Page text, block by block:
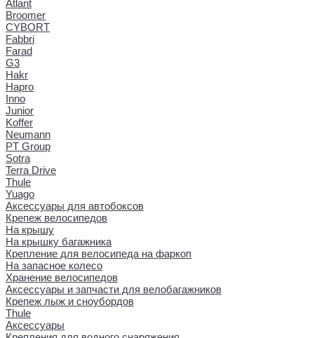
Atlant
Broomer
CYBORT
Fabbri
Farad
G3
Hakr
Hapro
Inno
Junior
Koffer
Neumann
PT Group
Sotra
Terra Drive
Thule
Yuago
Аксессуары для автобоксов
Крепеж велосипедов
На крышу
На крышку багажника
Крепление для велосипеда на фаркоп
На запасное колесо
Хранение велосипедов
Аксессуары и запчасти для велобагажников
Крепеж лыж и сноубордов
Thule
Аксессуары